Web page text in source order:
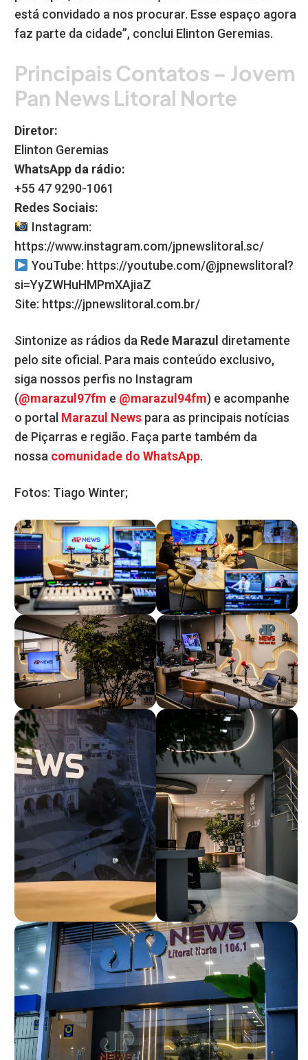
está convidado a nos procurar. Esse espaço agora
faz parte da cidade”, conclui Elinton Geremias.
Principais Contatos – Jovem
Pan News Litoral Norte
Diretor:
Elinton Geremias
WhatsApp da rádio:
+55 47 9290-1061
Redes Sociais:
Instagram:
https://www.instagram.com/jpnewslitoral.sc/
YouTube: https://youtube.com/@jpnewslitoral?
si=YyZWHuHMPmXAjiaZ
Site: https://jpnewslitoral.com.br/
Sintonize as rádios da Rede Marazul diretamente
pelo site oficial. Para mais conteúdo exclusivo,
siga nossos perfis no Instagram
(@marazul97fm e @marazul94fm) e acompanhe
o portal Marazul News para as principais notícias
de Piçarras e região. Faça parte também da
nossa comunidade do WhatsApp.
Fotos: Tiago Winter;